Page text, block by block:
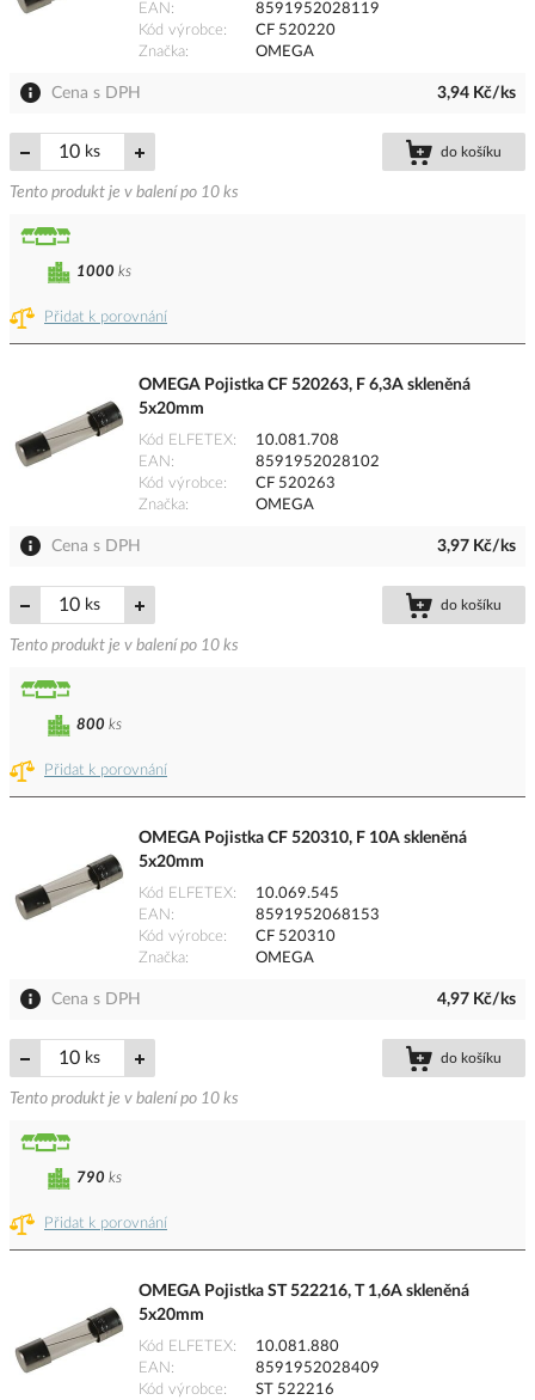
EAN
8591952028119
Kód výrobce
CF 520220
Značka
OMEGA
Cena s DPH 3,94 Kč/ks
ks do košíku
Tento produkt je v balení po 10 ks
Přidat k porovnání
1000 ks
OMEGA Pojistka CF 520263, F 6,3A skleněná
5x20mm
Kód ELFETEX
10.081.708
EAN
8591952028102
Kód výrobce
CF 520263
Značka
OMEGA
Cena s DPH 3,97 Kč/ks
ks do košíku
Tento produkt je v balení po 10 ks
Přidat k porovnání
800 ks
OMEGA Pojistka CF 520310, F 10A skleněná
5x20mm
Kód ELFETEX
10.069.545
EAN
8591952068153
Kód výrobce
CF 520310
Značka
OMEGA
Cena s DPH 4,97 Kč/ks
ks do košíku
Tento produkt je v balení po 10 ks
Přidat k porovnání
790 ks
OMEGA Pojistka ST 522216, T 1,6A skleněná
5x20mm
Kód ELFETEX
10.081.880
EAN
8591952028409
Kód výrobce
ST 522216